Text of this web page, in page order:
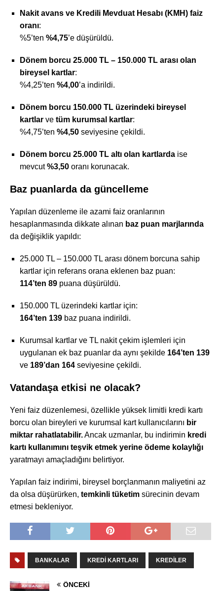
Nakit avans ve Kredili Mevduat Hesabı (KMH) faiz
oranı:
%5’ten %4,75’e düşürüldü.
Dönem borcu 25.000 TL – 150.000 TL arası olan
bireysel kartlar:
%4,25’ten %4,00’a indirildi.
Dönem borcu 150.000 TL üzerindeki bireysel
kartlar ve tüm kurumsal kartlar:
%4,75’ten %4,50 seviyesine çekildi.
Dönem borcu 25.000 TL altı olan kartlarda ise
mevcut%3,50 oranı korunacak.
Baz puanlarda da güncelleme
Yapılan düzenleme ile azami faiz oranlarının
hesaplanmasında dikkate alınan baz puan marjlarında
da değişiklik yapıldı:
25.000 TL – 150.000 TL arası dönem borcuna sahip
kartlar için referans orana eklenen baz puan:
114’ten 89 puana düşürüldü.
150.000 TL üzerindeki kartlar için:
164’ten 139 baz puana indirildi.
Kurumsal kartlar ve TL nakit çekim işlemleri için
uygulanan ek baz puanlar da aynı şekilde 164’ten 139
ve 189’dan 164 seviyesine çekildi.
Vatandaşa etkisi ne olacak?
Yeni faiz düzenlemesi, özellikle yüksek limitli kredi kartı
borcu olan bireyleri ve kurumsal kart kullanıcılarını bir
miktar rahatlatabilir.Ancak uzmanlar, bu indirimin kredi
kartı kullanımını teşvik etmek yerine ödeme kolaylığı
yaratmayı amaçladığını belirtiyor.
Yapılan faiz indirimi, bireysel borçlanmanın maliyetini az
da olsa düşürürken, temkinli tüketim sürecinin devam
etmesi bekleniyor.
BANKALAR KREDI KARTLARI KREDILER
ÖNCEKI